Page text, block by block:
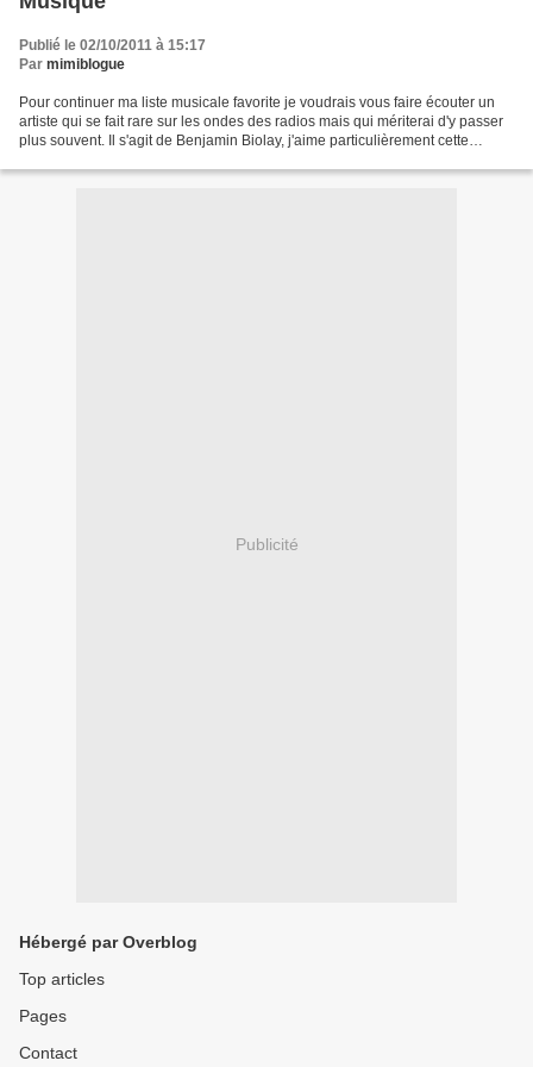
Publié le 02/10/2011 à 15:17
Par mimiblogue
Pour continuer ma liste musicale favorite je voudrais vous faire écouter un
artiste qui se fait rare sur les ondes des radios mais qui mériterai d'y passer
plus souvent. Il s'agit de Benjamin Biolay, j'aime particulièrement cette
Publicité
Hébergé par Overblog
Top articles
Pages
Contact